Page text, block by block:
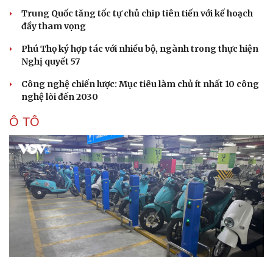
Trung Quốc tăng tốc tự chủ chip tiên tiến với kế hoạch
đầy tham vọng
Phú Thọ ký hợp tác với nhiều bộ, ngành trong thực hiện
Nghị quyết 57
Công nghệ chiến lược: Mục tiêu làm chủ ít nhất 10 công
nghệ lõi đến 2030
Ô TÔ